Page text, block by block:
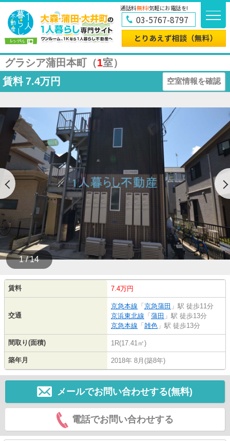
通話料無料!気軽にお電話を!
03-5767-8797
グラシア蒲田本町（1室）
賃料 7.4万円 空室情報を確認
1 / 14
賃料 7.4万円
交通
京急本線 「 京急蒲田 」駅 徒歩11分
京浜東北線 「 蒲田 」駅 徒歩13分
京急本線 「 雑色 」駅 徒歩13分
間取り(面積) 1R(17.41㎡)
築年月 2018年 8月(築8年)
メールでお問い合わせする(無料)
電話でお問い合わせする